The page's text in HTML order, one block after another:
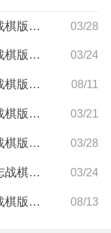
三国志战棋版刘岱怎么样 三国志战棋版刘岱值得练吗 03/28
三国志战棋版周鲂怎么样 三国志战棋版周鲂厉害吗 03/24
三国志战棋版左慈怎么样 三国志战棋版左慈战法详解 08/11
三国志战棋版程昱怎么样 三国志战棋版程昱战法推荐 03/21
三国志战棋版赵累怎么样 三国志战棋版赵累值得练吗 03/28
三国志战棋版淳于琼厉害吗 三国志战棋版淳于琼怎么玩 03/24
三国志战棋版邓艾怎么样 三国志战棋版邓艾战法攻略 08/13